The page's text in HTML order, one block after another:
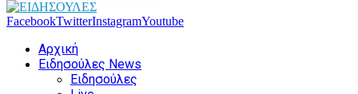
FacebookTwitterInstagramYoutube
Αρχική
Ειδησούλες News
Ειδησούλες